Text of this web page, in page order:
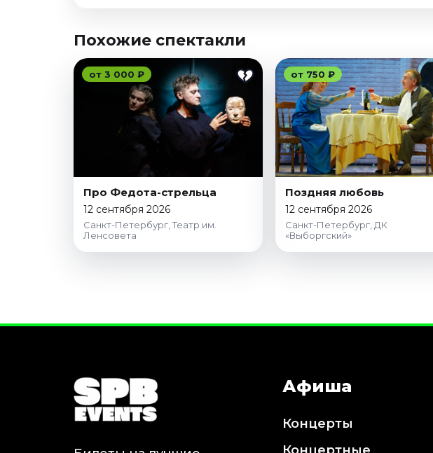
Похожие спектакли
от 3 000 ₽
Про Федота-стрельца
12 сентября 2026
Санкт-Петербург, Театр им.
Ленсовета
от 750 ₽
Поздняя любовь
12 сентября 2026
Санкт-Петербург, ДК
«Выборгский»
Афиша
Концерты